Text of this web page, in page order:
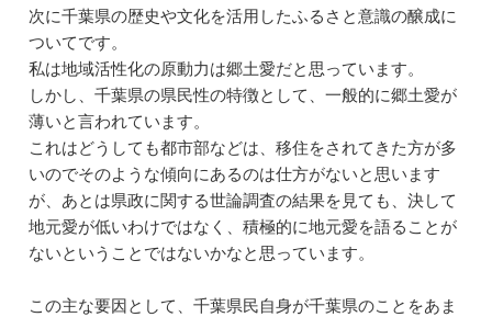
次に千葉県の歴史や文化を活用したふるさと意識の醸成に
ついてです。
私は地域活性化の原動力は郷土愛だと思っています。
しかし、千葉県の県民性の特徴として、一般的に郷土愛が
薄いと言われています。
これはどうしても都市部などは、移住をされてきた方が多
いのでそのような傾向にあるのは仕方がないと思います
が、あとは県政に関する世論調査の結果を見ても、決して
地元愛が低いわけではなく、積極的に地元愛を語ることが
ないということではないかなと思っています。
この主な要因として、千葉県民自身が千葉県のことをあま